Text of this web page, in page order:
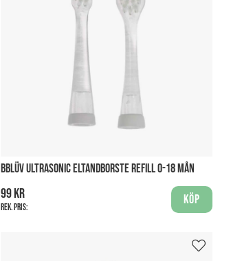
BBLÜV ULTRASONIC ELTANDBORSTE REFILL 0-18 MÅN
99 kr
Rek. pris:
Köp